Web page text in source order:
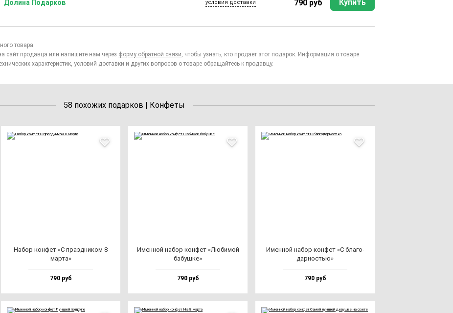
Долина Подарков условия доставки 790 руб Купить
товара.
сайт продавца или напишите нам через форму обратной связи, чтобы узнать, кто продает этот подарок. Информация о товаре
характеристик, условий доставки и других вопросов о товаре обращайтесь к продавцу.
58 похожих подарков | Конфеты
Набор кон­фет «С праз­дни­ком 8
мар­та»
790 руб
Имен­ной на­бор кон­фет «Люби­мой
ба­буш­ке»
790 руб
Имен­ной на­бор кон­фет «С бла­го­
дар­ностью»
790 руб